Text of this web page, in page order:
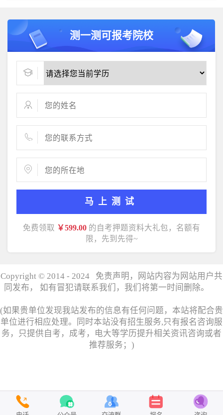
测一测可报考院校
马上测试
免费领取 ￥599.00 的自考押题资料大礼包，名额有
限，先到先得~
Copyright © 2014 - 2024 免责声明，网站内容为网站用户共
同发布， 如有冒犯请联系我们，我们将第一时间删除。
(如果贵单位发现我站发布的信息有任何问题，本站将配合贵
单位进行相应处理。同时本站没有招生服务,只有报名咨询服
务，只提供自考，成考，电大等学历提升相关资讯咨询或者
推荐服务；)